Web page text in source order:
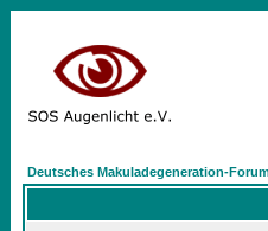
Deutsches Makuladegeneration-